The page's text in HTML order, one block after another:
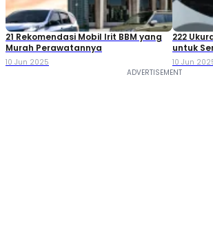
21 Rekomendasi Mobil Irit BBM yang
Murah Perawatannya
10 Jun 2025
222
untuk
10 Jun